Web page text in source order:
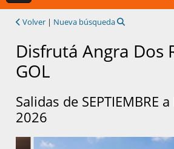
Volver | Nueva búsqueda
Disfrutá Angra Dos
GOL
Salidas de SEPTIEMBRE
2026